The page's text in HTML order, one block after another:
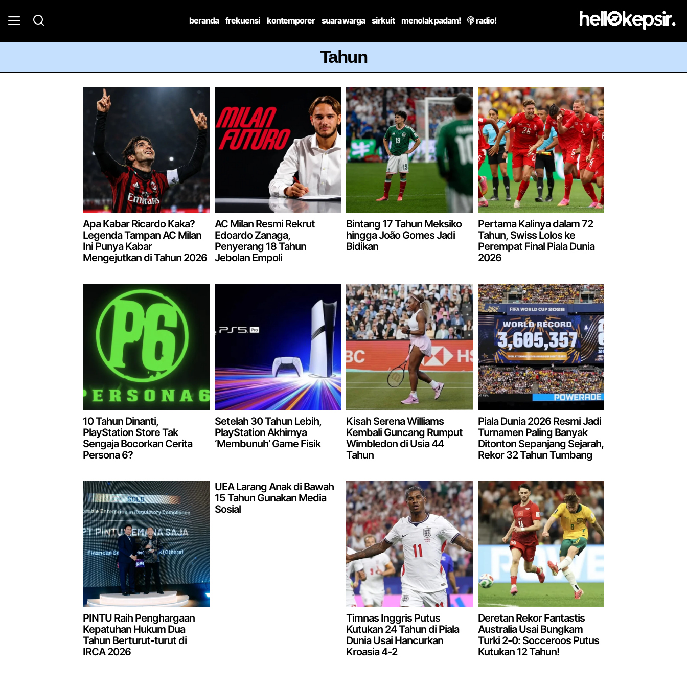
beranda frekuensi kontemporer suara warga sirkuit menolak padam! radio!
Tahun
Apa Kabar Ricardo Kaka?
Legenda Tampan AC Milan
Ini Punya Kabar
Mengejutkan di Tahun 2026
AC Milan Resmi Rekrut
Edoardo Zanaga,
Penyerang 18 Tahun
Jebolan Empoli
Bintang 17 Tahun Meksiko
hingga João Gomes Jadi
Bidikan
Pertama Kalinya dalam 72
Tahun, Swiss Lolos ke
Perempat Final Piala Dunia
2026
10 Tahun Dinanti,
PlayStation Store Tak
Sengaja Bocorkan Cerita
Persona 6?
Setelah 30 Tahun Lebih,
PlayStation Akhirnya
‘Membunuh’ Game Fisik
Kisah Serena Williams
Kembali Guncang Rumput
Wimbledon di Usia 44
Tahun
Piala Dunia 2026 Resmi Jadi
Turnamen Paling Banyak
Ditonton Sepanjang Sejarah,
Rekor 32 Tahun Tumbang
PINTU Raih Penghargaan
Kepatuhan Hukum Dua
Tahun Berturut-turut di
IRCA 2026
UEA Larang Anak di Bawah
15 Tahun Gunakan Media
Sosial
Timnas Inggris Putus
Kutukan 24 Tahun di Piala
Dunia Usai Hancurkan
Kroasia 4-2
Deretan Rekor Fantastis
Australia Usai Bungkam
Turki 2-0: Socceroos Putus
Kutukan 12 Tahun!